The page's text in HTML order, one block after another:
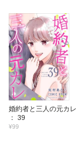
婚約者と三人の元カレ
： 39
¥99